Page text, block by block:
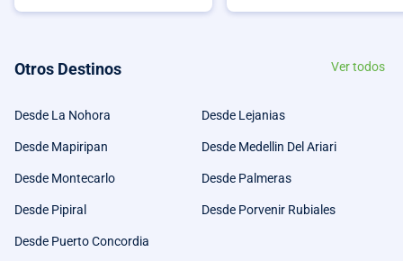
Otros Destinos Ver todos
Desde La Nohora Desde Lejanias
Desde Mapiripan Desde Medellin Del Ariari
Desde Montecarlo Desde Palmeras
Desde Pipiral Desde Porvenir Rubiales
Desde Puerto Concordia